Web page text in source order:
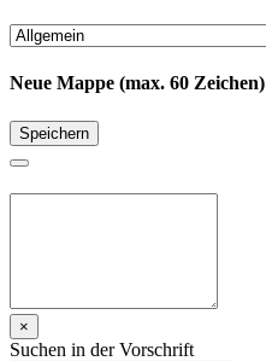
Neue Mappe (max. 60 Zeichen)
Speichern
×
Suchen in der Vorschrift